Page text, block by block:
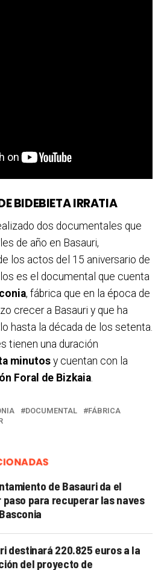
BIDEBIETA IRRATIA
dos documentales que
de año en Basauri,
los actos del 15 aniversario de
es el documental que cuenta
, fábrica que en la época de
crecer a Basauri y que ha
hasta la década de los setenta.
tienen una duración
minutosy cuentan con la
Foral de Bizkaia.
DOCUMENTAL
FÁBRICA
de Basauri da el
paso para recuperar las naves
destinará 220.825 euros a la
del proyecto de